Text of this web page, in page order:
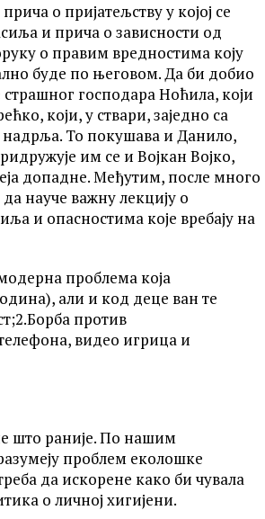
о пријатељству у којој се
и прича о зависности од
о правим вредностима коју
буде по његовом. Да би добио
господара Ноћила, који
који, у ствари, заједно са
То покушава и Данило,
им се и Војкан Војко,
допадне. Међутим, после много
науче важну лекцију о
и опасностима које вребају на
проблема која
али и код деце ван те
против
видео игрица и
што раније. По нашим
проблем еколошке
да искорене како би чувала
о личној хигијени.